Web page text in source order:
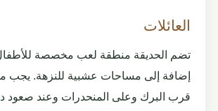
العائلات
إضافة إلى مساحات عشبية للنزهة. يجب
قرب البرك وعلى المنحدرات وعند صعود